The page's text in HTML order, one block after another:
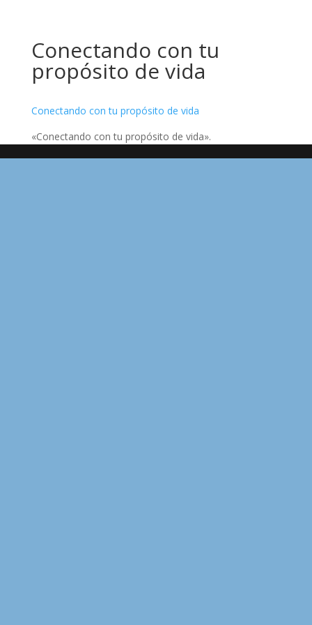
Conectando con tu
propósito de vida
Conectando con tu propósito de vida
«Conectando con tu propósito de vida».